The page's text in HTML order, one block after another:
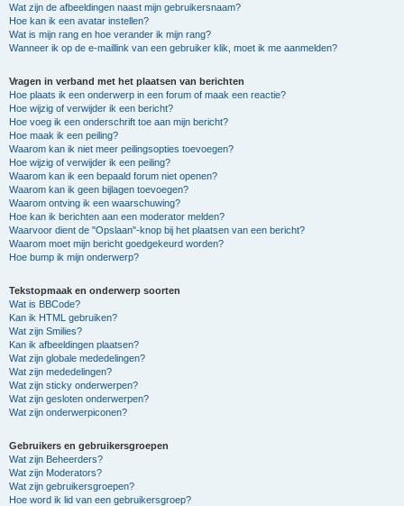
Wat zijn de afbeeldingen naast mijn gebruikersnaam?
Hoe kan ik een avatar instellen?
Wat is mijn rang en hoe verander ik mijn rang?
Wanneer ik op de e-maillink van een gebruiker klik, moet ik me aanmelden?
Vragen in verband met het plaatsen van berichten
Hoe plaats ik een onderwerp in een forum of maak een reactie?
Hoe wijzig of verwijder ik een bericht?
Hoe voeg ik een onderschrift toe aan mijn bericht?
Hoe maak ik een peiling?
Waarom kan ik niet meer peilingsopties toevoegen?
Hoe wijzig of verwijder ik een peiling?
Waarom kan ik een bepaald forum niet openen?
Waarom kan ik geen bijlagen toevoegen?
Waarom ontving ik een waarschuwing?
Hoe kan ik berichten aan een moderator melden?
Waarvoor dient de "Opslaan"-knop bij het plaatsen van een bericht?
Waarom moet mijn bericht goedgekeurd worden?
Hoe bump ik mijn onderwerp?
Tekstopmaak en onderwerp soorten
Wat is BBCode?
Kan ik HTML gebruiken?
Wat zijn Smilies?
Kan ik afbeeldingen plaatsen?
Wat zijn globale mededelingen?
Wat zijn mededelingen?
Wat zijn sticky onderwerpen?
Wat zijn gesloten onderwerpen?
Wat zijn onderwerpiconen?
Gebruikers en gebruikersgroepen
Wat zijn Beheerders?
Wat zijn Moderators?
Wat zijn gebruikersgroepen?
Hoe word ik lid van een gebruikersgroep?